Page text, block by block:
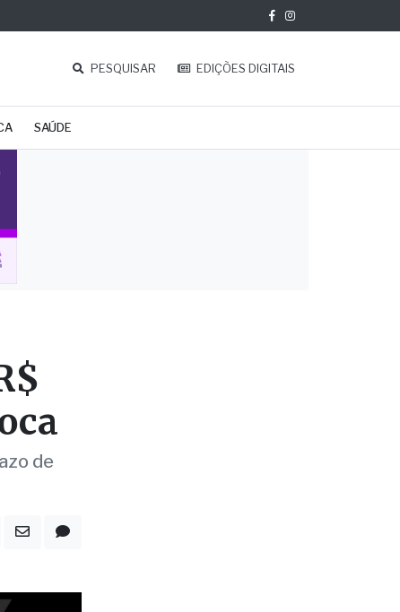
PESQUISAR EDIÇÕES DIGITAIS
SAÚDE
de